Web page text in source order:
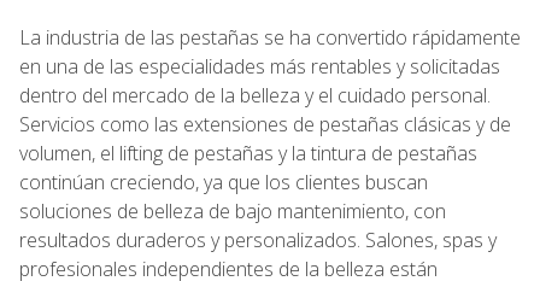
La industria de las pestañas se ha convertido rápidamente
en una de las especialidades más rentables y solicitadas
dentro del mercado de la belleza y el cuidado personal.
Servicios como las extensiones de pestañas clásicas y de
volumen, el lifting de pestañas y la tintura de pestañas
continúan creciendo, ya que los clientes buscan
soluciones de belleza de bajo mantenimiento, con
resultados duraderos y personalizados. Salones, spas y
profesionales independientes de la belleza están